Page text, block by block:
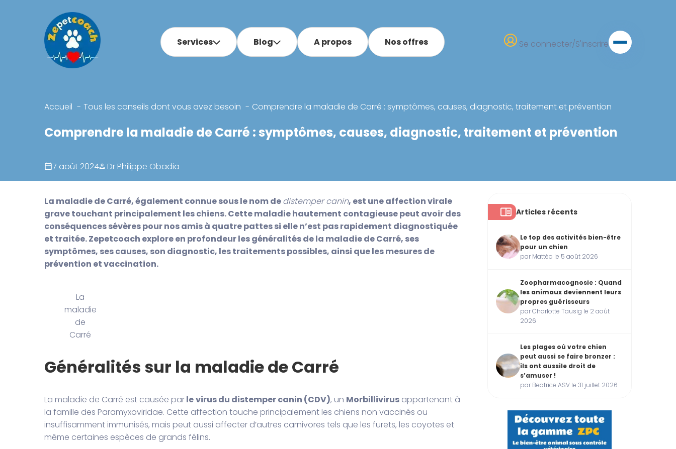
Services Blog A propos Nos offres Se connecter/S'inscrire
Accueil Tous les conseils dont vous avez besoin Comprendre la maladie de Carré : symptômes, causes, diagnostic, traitement et prévention
Comprendre la maladie de Carré : symptômes, causes, diagnostic, traitement et prévention
7 août 2024 Dr Philippe Obadia
La maladie de Carré, également connue sous le nom dedistemper canin, est une affection virale
grave touchant principalement les chiens. Cette maladie hautement contagieuse peut avoir des
conséquences sévères pour nos amis à quatre pattes si elle n’est pas rapidement diagnostiquée
et traitée. Zepetcoach explore en profondeur les généralités de la maladie de Carré, ses
symptômes, ses causes, son diagnostic, les traitements possibles, ainsi que les mesures de
prévention et vaccination.
La
maladie
de
Carré
Généralités sur la maladie de Carré
La maladie de Carré est causée parlevirus du distemper canin (CDV), un Morbillivirusappartenant à
la famille des Paramyxoviridae. Cette affection touche principalement les chiens non vaccinés ou
insuffisamment immunisés, mais peut aussi affecter d’autres carnivores tels que les furets, les coyotes et
même certaines espèces de grands félins.
Articles récents
Le top des activités bien-être
pour un chien
par Mattéo le 5 août 2026
Zoopharmacognosie : Quand
les animaux deviennent leurs
propres guérisseurs
par Charlotte Tausig le 2 août
2026
Les plages où votre chien
peut aussi se faire bronzer :
ils ont aussile droit de
s’amuser !
par Beatrice ASV le 31 juillet 2026